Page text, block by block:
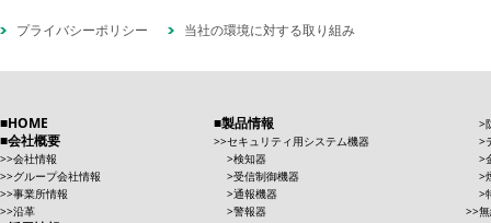
プライバシーポリシー 当社の環境に対する取り組み
HOME
会社概要
会社情報
グループ会社情報
事業所情報
沿革
製品情報
セキュリティ用システム機器
検知器
受信制御機器
通報機器
警報器